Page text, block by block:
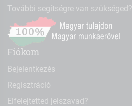
További segítségre van szükséged?
Fiókom
Bejelentkezés
Regisztráció
Elfelejtetted jelszavad?